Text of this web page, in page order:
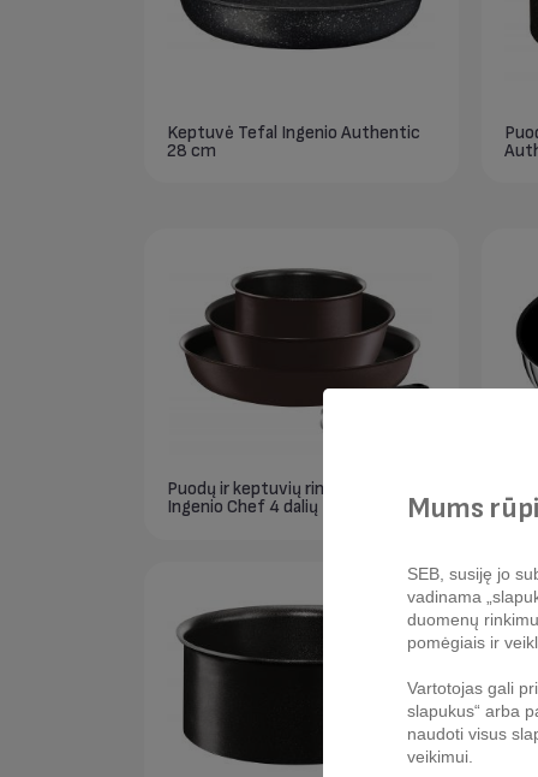
Keptuvė Tefal Ingenio Authentic
28 cm
Puodų ir keptuvių rinkinys Tefal
Ingenio Chef 4 dalių
Mums
SEB, susiję jo
vadinama
duomenų
pomėgiais ir
Vartotojas gali
slapukus“ arba
naudoti visus
veikimui.